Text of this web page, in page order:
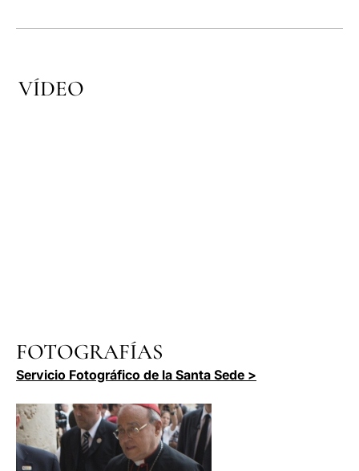
VÍDEO
FOTOGRAFÍAS
Servicio Fotográfico de la Santa Sede >